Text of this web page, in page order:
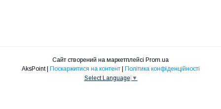
Сайт створений на маркетплейсі Prom.ua
AksPoint | Поскаржитися на контент | Політика конфіденційності
Select Language ▼